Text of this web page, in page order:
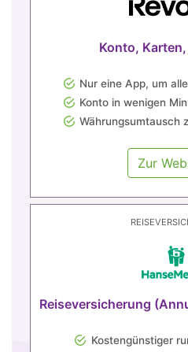
Konto,
Nur eine App, um
Konto in wenigen
Währungsumtausch
Zur
Reiseversicherung
Kostengünstiger